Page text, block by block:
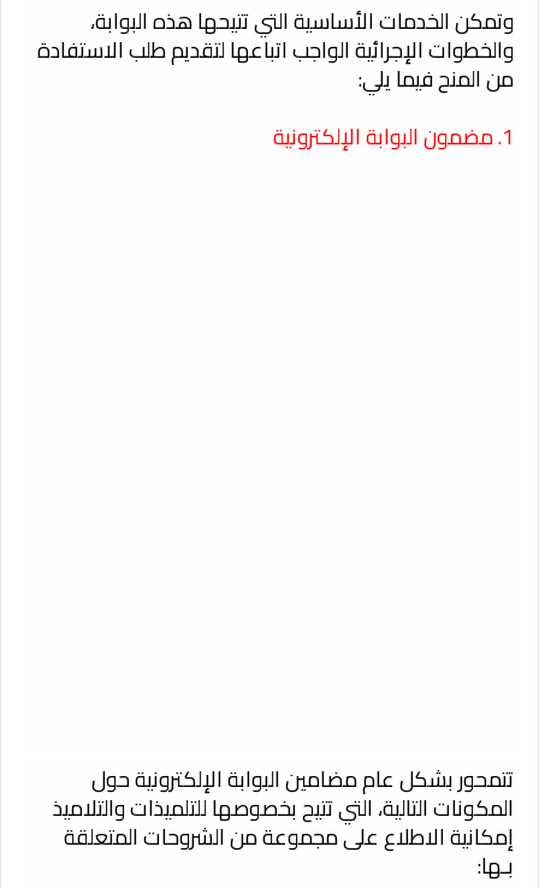
وتمكن الخدمات الأساسية التي تتيحها هذه البوابة،
والخطوات الإجرائية الواجب اتباعها لتقديم طلب الاستفادة
من المنح فيما يلي:
1. مضمون البوابة الإلكترونية
تتمحور بشكل عام مضامين البوابة الإلكترونية حول
المكونات التالية، التي تتيح بخصوصها للتلميذات والتلاميذ
إمكانية الاطلاع على مجموعة من الشروحات المتعلقة
بـها: